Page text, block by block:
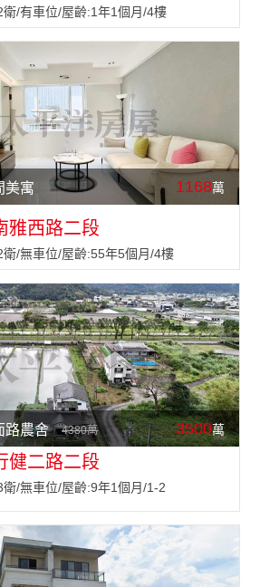
/有車位/屋齡:1年1個月/4樓
美寓 1168萬
雅西路二段
/無車位/屋齡:55年5個月/4樓
路農舍 4380萬 3500萬
健二路二段
/無車位/屋齡:9年1個月/1-2